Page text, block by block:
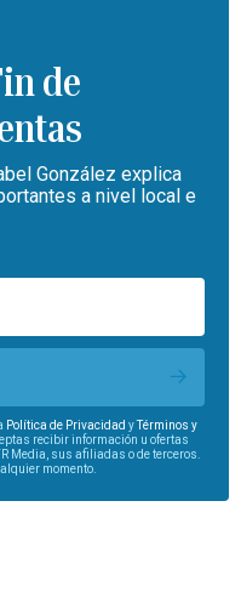
de
González explica
a nivel local e
Política de Privacidad yTérminos y
recibir información u ofertas
Media, sus afiliadas o de terceros.
momento.